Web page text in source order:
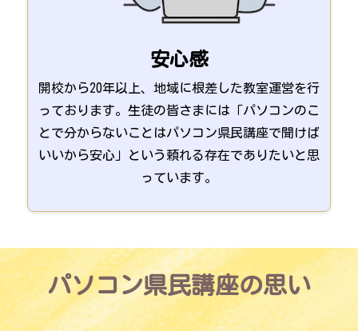
安心感
開校から20年以上、地域に根差した教室運営を行
っております。生徒の皆さまには「パソコンのこ
とで分からないことはパソコン県民講座で聞けば
いいから安心」という頼れる存在でありたいと思
っています。
パソコン県民講座の思い